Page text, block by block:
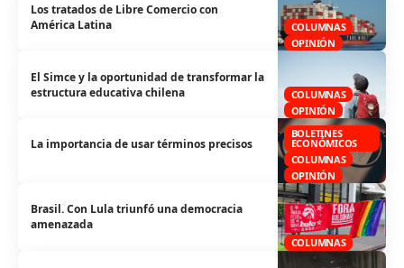
COLUMNAS
OPINIÓN
Los tratados de Libre Comercio con
América Latina
COLUMNAS
OPINIÓN
El Simce y la oportunidad de transformar la
estructura educativa chilena
BOLETINES
ECONÓMICOS
COLUMNAS
OPINIÓN
La importancia de usar términos precisos
COLUMNAS
Brasil. Con Lula triunfó una democracia
amenazada